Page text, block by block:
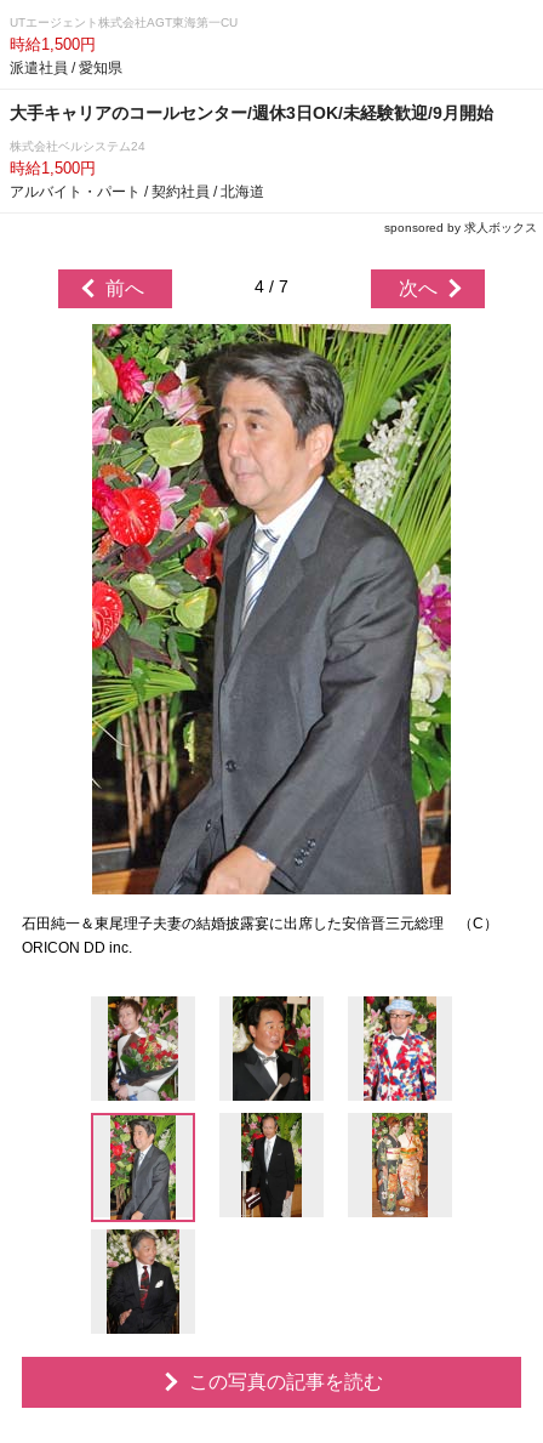
UTエージェント株式会社AGT東海第一CU
時給1,500円
派遣社員 / 愛知県
大手キャリアのコールセンター/週休3日OK/未経験歓迎/9月開始
株式会社ベルシステム24
時給1,500円
アルバイト・パート / 契約社員 / 北海道
sponsored by 求人ボックス
前へ 4 / 7 次へ
石田純一＆東尾理子夫妻の結婚披露宴に出席した安倍晋三元総理 （C）
ORICON DD inc.
この写真の記事を読む